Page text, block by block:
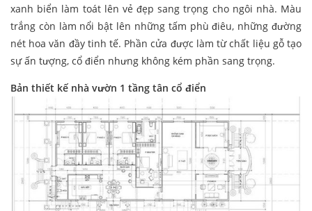
xanh biển làm toát lên vẻ đẹp sang trọng cho ngôi nhà. Màu
trắng còn làm nổi bật lên những tấm phù điêu, những đường
nét hoa văn đầy tinh tế. Phần cửa được làm từ chất liệu gỗ tạo
sự ấn tượng, cổ điển nhưng không kém phần sang trọng.
Bản thiết kế nhà vườn 1 tầng tân cổ điển